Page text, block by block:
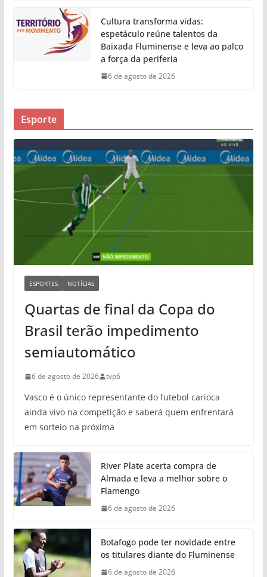
Cultura transforma vidas:
espetáculo reúne talentos da
Baixada Fluminense e leva ao palco
a força da periferia
6 de agosto de 2026
Esporte
ESPORTES NOTÍCIAS
Quartas de final da Copa do
Brasil terão impedimento
semiautomático
6 de agosto de 2026 tvp6
Vasco é o único representante do futebol carioca
ainda vivo na competição e saberá quem enfrentará
em sorteio na próxima
River Plate acerta compra de
Almada e leva a melhor sobre o
Flamengo
6 de agosto de 2026
Botafogo pode ter novidade entre
os titulares diante do Fluminense
6 de agosto de 2026